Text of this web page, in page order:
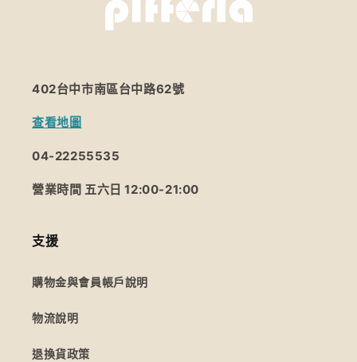
402台中市南區台中路62號
查看地圖
04-22255535
營業時間 五六日 12:00-21:00
支援
購物金與會員帳戶說明
物流說明
退換貨政策